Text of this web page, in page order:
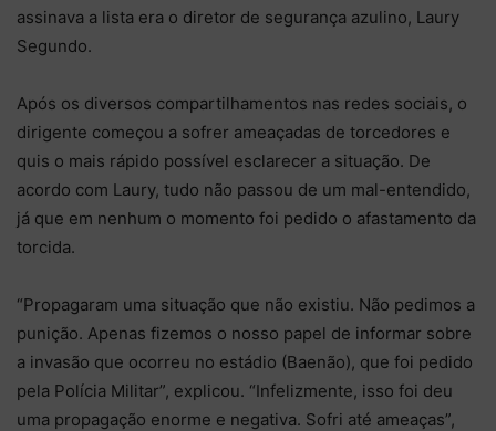
assinava a lista era o diretor de segurança azulino, Laury
Segundo.
Após os diversos compartilhamentos nas redes sociais, o
dirigente começou a sofrer ameaçadas de torcedores e
quis o mais rápido possível esclarecer a situação. De
acordo com Laury, tudo não passou de um mal-entendido,
já que em nenhum o momento foi pedido o afastamento da
torcida.
“Propagaram uma situação que não existiu. Não pedimos a
punição. Apenas fizemos o nosso papel de informar sobre
a invasão que ocorreu no estádio (Baenão), que foi pedido
pela Polícia Militar”, explicou. “Infelizmente, isso foi deu
uma propagação enorme e negativa. Sofri até ameaças”,